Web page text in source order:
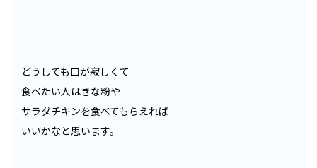
どうしても口が寂しくて
食べたい人はきな粉や
サラダチキンを食べてもらえれば
いいかなと思います。